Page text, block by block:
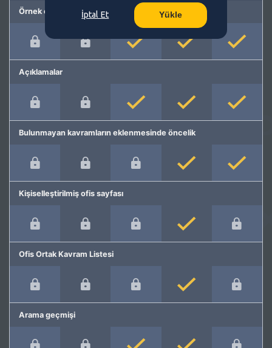
Örnek cümleler
Açıklamalar
Bulunmayan kavramların eklenmesinde öncelik
Kişiselleştirilmiş ofis sayfası
Ofis Ortak Kavram Listesi
Arama geçmişi
İptal Et Yükle